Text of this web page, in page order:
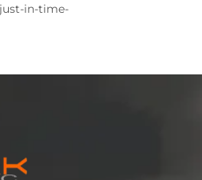
in-time-